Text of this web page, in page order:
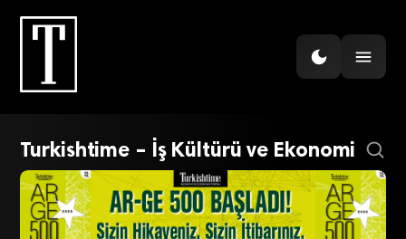
Turkishtime – İş Kültürü ve Ekonomi